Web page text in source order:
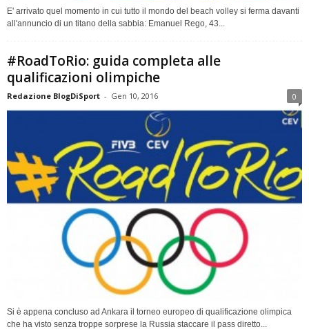
E' arrivato quel momento in cui tutto il mondo del beach volley si ferma davanti
all'annuncio di un titano della sabbia: Emanuel Rego, 43...
#RoadToRio: guida completa alle
qualificazioni olimpiche
Redazione BlogDiSport - Gen 10, 2016 0
Si è appena concluso ad Ankara il torneo europeo di qualificazione olimpica
che ha visto senza troppe sorprese la Russia staccare il pass diretto...